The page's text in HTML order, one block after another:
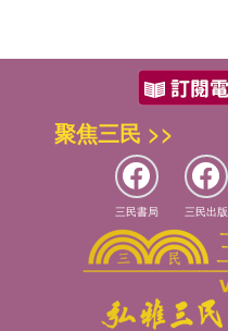
聚焦三民 >>
三民書局 三民出版